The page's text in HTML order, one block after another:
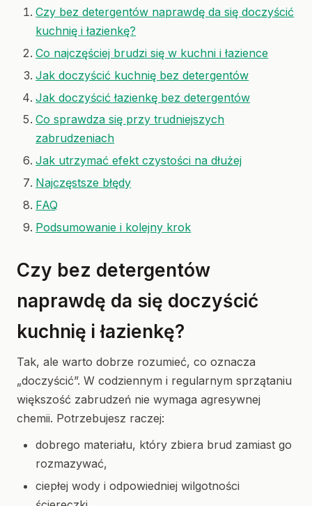
Czy bez detergentów naprawdę da się doczyścić
kuchnię i łazienkę?
Co najczęściej brudzi się w kuchni i łazience
Jak doczyścić kuchnię bez detergentów
Jak doczyścić łazienkę bez detergentów
Co sprawdza się przy trudniejszych
zabrudzeniach
Jak utrzymać efekt czystości na dłużej
Najczęstsze błędy
FAQ
Podsumowanie i kolejny krok
Czy bez detergentów
naprawdę da się doczyścić
kuchnię i łazienkę?
Tak, ale warto dobrze rozumieć, co oznacza
„doczyścić”. W codziennym i regularnym sprzątaniu
większość zabrudzeń nie wymaga agresywnej
chemii. Potrzebujesz raczej:
dobrego materiału, który zbiera brud zamiast go
rozmazywać,
ciepłej wody i odpowiedniej wilgotności